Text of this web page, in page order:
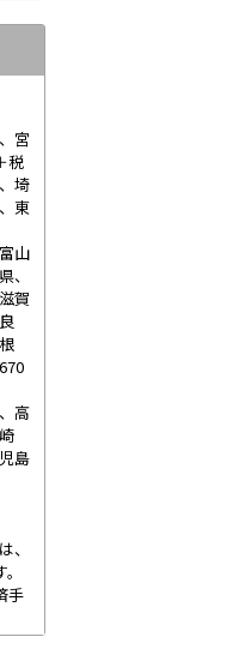
宮
税
埼
東
山
、
賀
高
島
、
手